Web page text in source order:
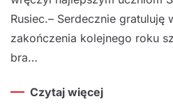
Rusiec.– Serdecznie gratuluję
zakończenia kolejnego roku
bra…
Czytaj więcej